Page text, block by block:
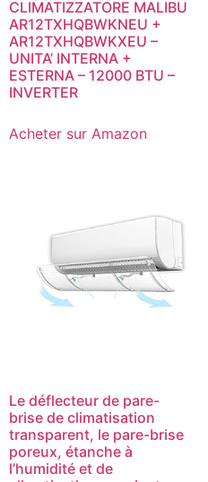
CLIMATIZZATORE MALIBU
AR12TXHQBWKNEU +
AR12TXHQBWKXEU –
UNITA’ INTERNA +
ESTERNA – 12000 BTU –
INVERTER
Acheter sur Amazon
Le déflecteur de pare-
brise de climatisation
transparent, le pare-brise
poreux, étanche à
l’humidité et de